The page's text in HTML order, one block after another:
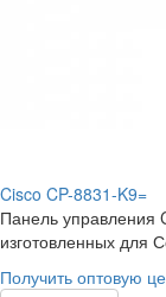
Cisco CP-8831-K9=
Панель управления
изготовленных для
Получить оптовую